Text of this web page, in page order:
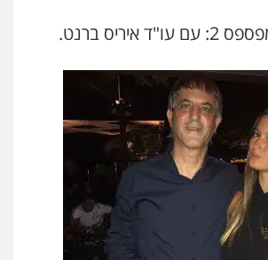
ברנט.